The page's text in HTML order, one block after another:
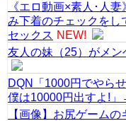
《エロ動画×素人･人
み下着のチェックをし
セックス
NEW!
友人の妹（25）がメ
DQN「1000円でやら
僕は10000円出すよ!
【画像】お尻ゲーム